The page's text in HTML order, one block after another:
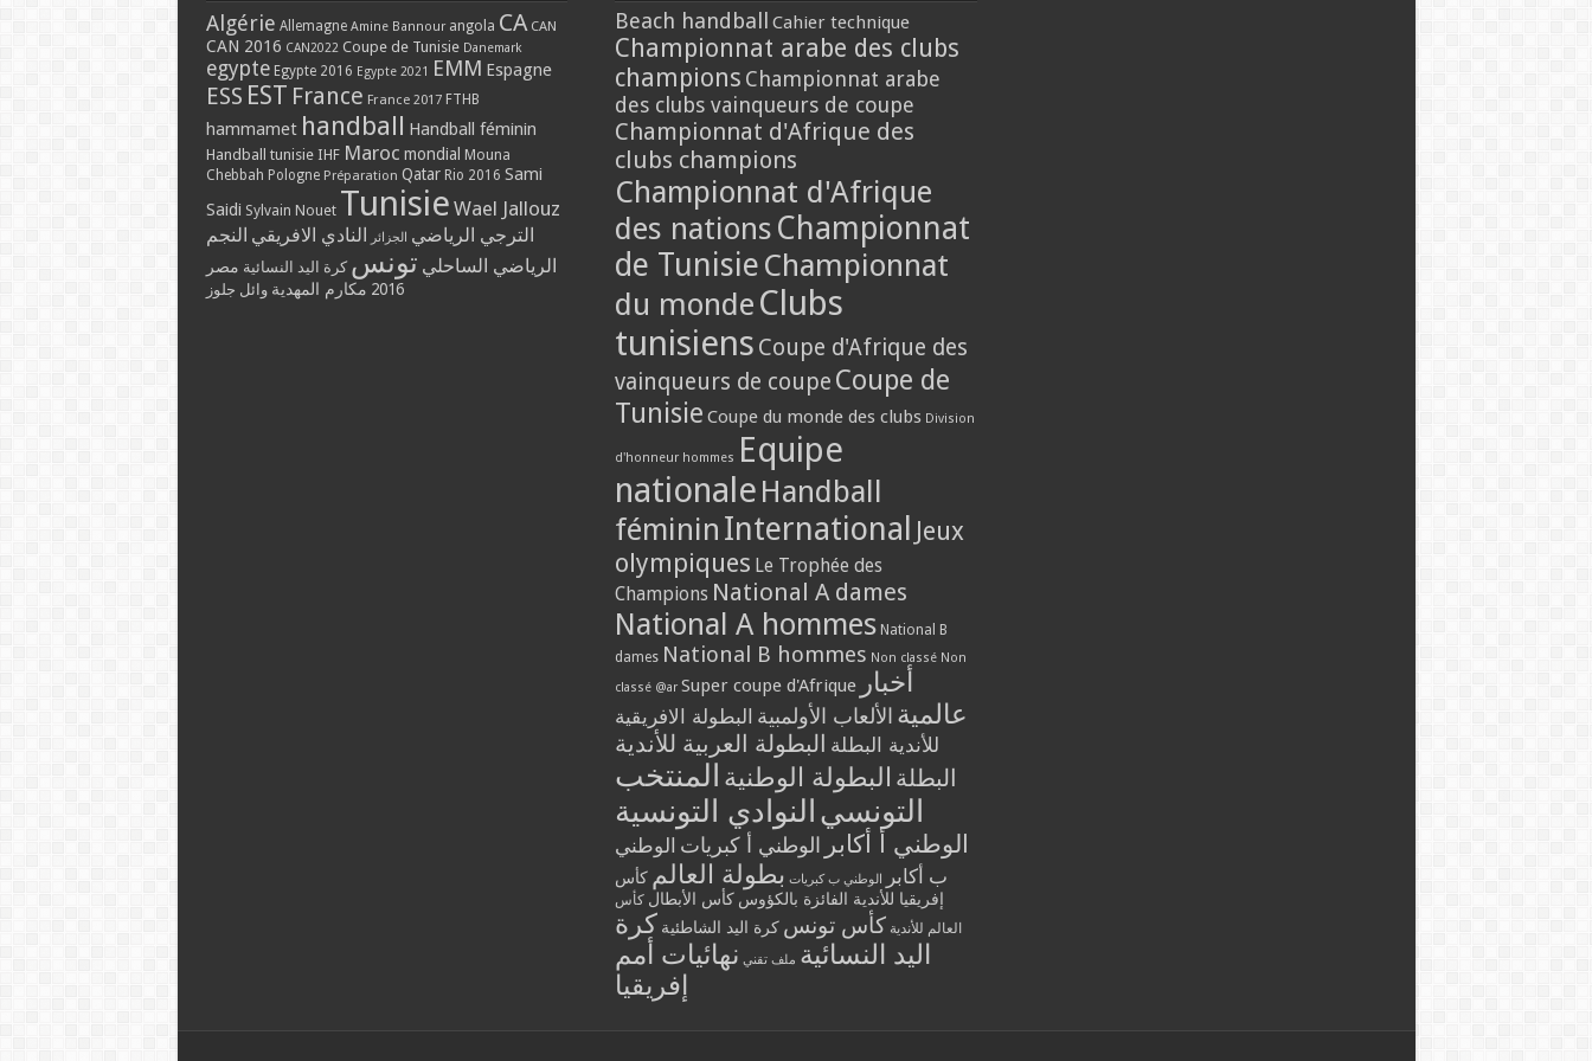
Algérie Allemagne Amine Bannour angola CA CAN
CAN 2016 CAN2022 Coupe de Tunisie Danemark
egypte Egypte 2016 Egypte 2021 EMM Espagne
ESS EST France France 2017 FTHB
hammamet handball Handball féminin
Handball tunisie IHF Maroc mondial Mouna
Chebbah Pologne Préparation Qatar Rio 2016 Sami
Saidi Sylvain Nouet Tunisie Wael Jallouz
الترجي الرياضي الجزائر النادي الافريقي النجم
الرياضي الساحلي تونس كرة اليد النسائية مصر
2016 مكارم المهدية وائل جلوز
Beach handball Cahier technique
Championnat arabe des clubs
champions Championnat arabe
des clubs vainqueurs de coupe
Championnat d'Afrique des
clubs champions
Championnat d'Afrique
des nations Championnat
de Tunisie Championnat
du monde Clubs
tunisiens Coupe d'Afrique des
vainqueurs de coupe Coupe de
Tunisie Coupe du monde des clubs Division
d'honneur hommes Equipe
nationale Handball
féminin International Jeux
olympiques Le Trophée des
Champions National A dames
National A hommes National B
dames National B hommes Non classé Non
classé @ar Super coupe d'Afrique أخبار
عالمية الألعاب الأولمبية البطولة الافريقية
للأندية البطلة البطولة العربية للأندية
البطلة البطولة الوطنية المنتخب
التونسي النوادي التونسية
الوطني أ أكابر الوطني أ كبريات الوطني
ب أكابر
الوطني ب كبريات بطولة العالم كأس
إفريقيا للأندية الفائزة بالكؤوس كأس الأبطال كأس
العالم للأندية كأس تونس كرة اليد الشاطئية كرة
اليد النسائية ملف تقني نهائيات أمم
إفريقيا